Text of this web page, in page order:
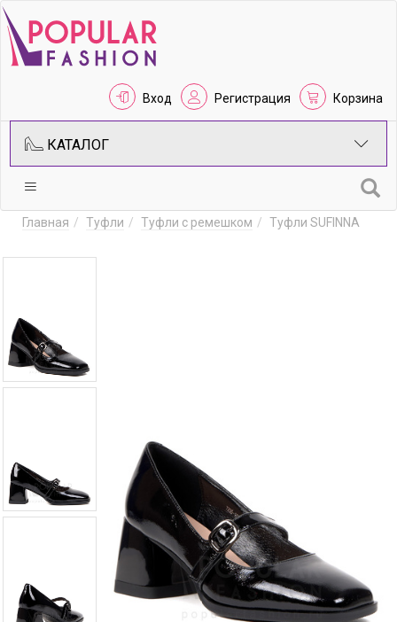
Вход Регистрация Корзина
КАТАЛОГ
Главная Туфли Туфли с ремешком Туфли SUFINNA